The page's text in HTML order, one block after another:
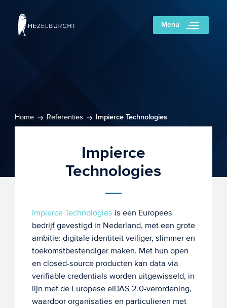
Menu
Home Referenties Impierce Technologies
Impierce
Technologies
Impierce Technologies is een Europees
bedrijf gevestigd in Nederland, met een grote
ambitie: digitale identiteit veiliger, slimmer en
toekomstbestendiger maken. Met hun open
en closed-source producten kan data via
verifiable credentials worden uitgewisseld, in
lijn met de Europese eIDAS 2.0-verordening,
waardoor organisaties en particulieren met